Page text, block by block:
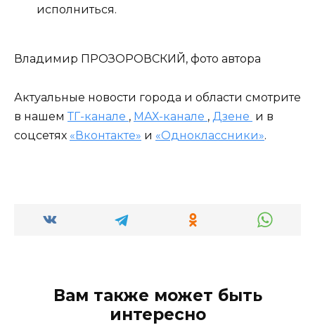
исполниться.
Владимир ПРОЗОРОВСКИЙ, фото автора
Актуальные новости города и области смотрите
в нашем ТГ-канале , МАХ-канале , Дзене и в
соцсетях «Вконтакте» и «Одноклассники».
Вам также может быть
интересно